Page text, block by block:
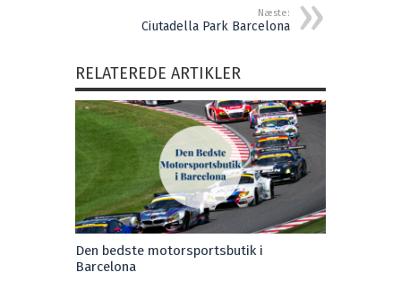
Næste:
Ciutadella Park Barcelona
RELATEREDE ARTIKLER
Den bedste motorsportsbutik i
Barcelona